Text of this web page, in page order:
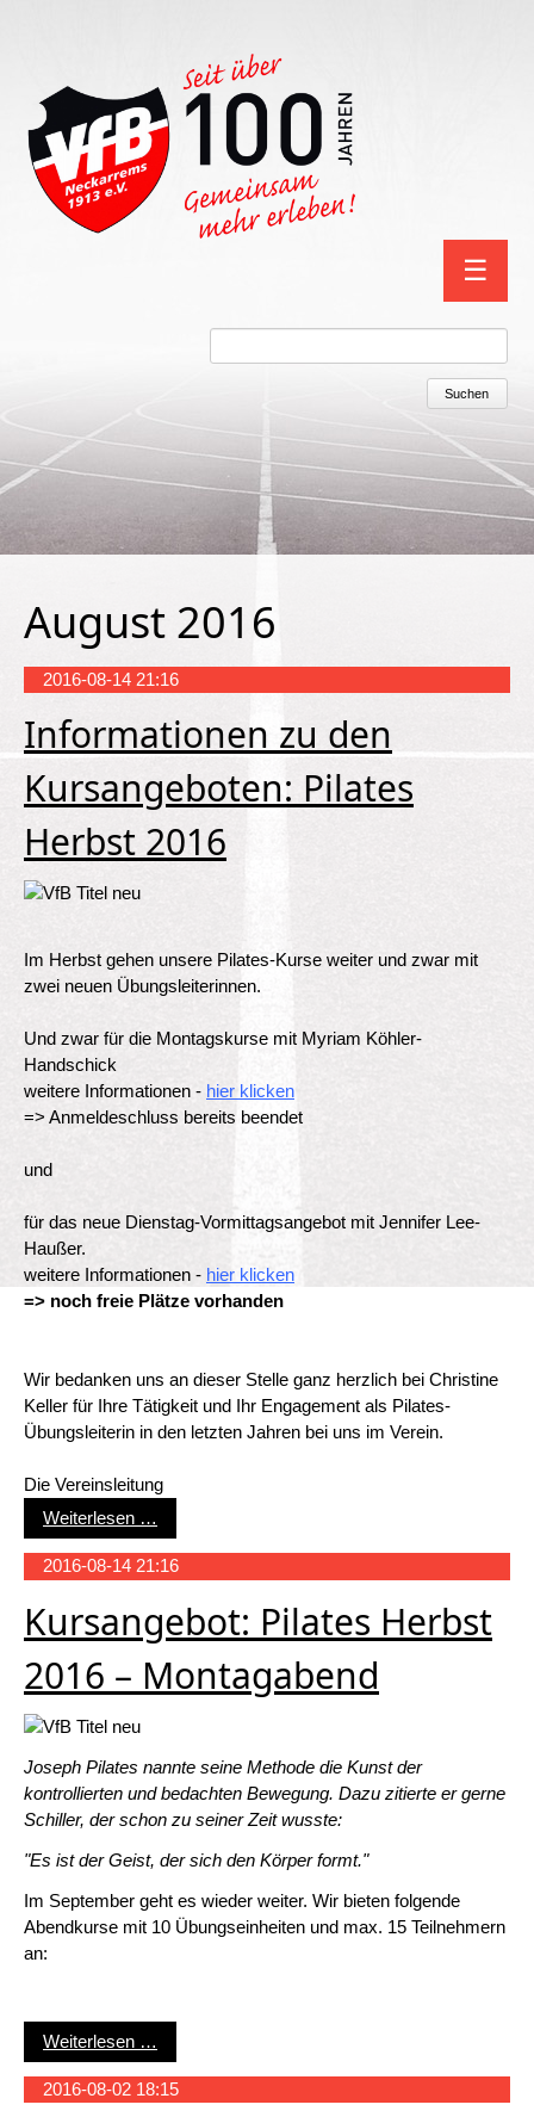
☰
Suchen
August 2016
2016-08-14 21:16
Informationen zu den
Kursangeboten: Pilates
Herbst 2016
Im Herbst gehen unsere Pilates-Kurse weiter und zwar mit
zwei neuen Übungsleiterinnen.
Und zwar für die Montagskurse mit Myriam Köhler-
Handschick
weitere Informationen - hier klicken
=> Anmeldeschluss bereits beendet
und
für das neue Dienstag-Vormittagsangebot mit Jennifer Lee-
Haußer.
weitere Informationen - hier klicken
=> noch freie Plätze vorhanden
Wir bedanken uns an dieser Stelle ganz herzlich bei Christine
Keller für Ihre Tätigkeit und Ihr Engagement als Pilates-
Übungsleiterin in den letzten Jahren bei uns im Verein.
Die Vereinsleitung
Weiterlesen …
2016-08-14 21:16
Kursangebot: Pilates Herbst
2016 – Montagabend
Joseph Pilates nannte seine Methode die Kunst der
kontrollierten und bedachten Bewegung. Dazu zitierte er gerne
Schiller, der schon zu seiner Zeit wusste:
"Es ist der Geist, der sich den Körper formt."
Im September geht es wieder weiter. Wir bieten folgende
Abendkurse mit 10 Übungseinheiten und max. 15 Teilnehmern
an:
Weiterlesen …
2016-08-02 18:15